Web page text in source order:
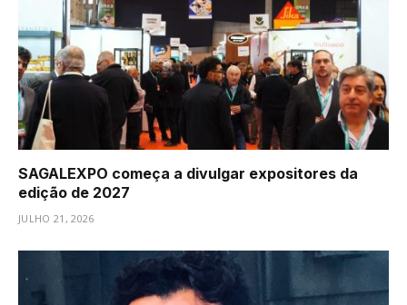
SAGALEXPO começa a divulgar expositores da
edição de 2027
JULHO 21, 2026